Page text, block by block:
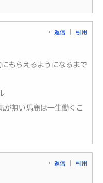
返信 引用
もらえるようになるまで
が無い馬鹿は一生働くこ
返信 引用